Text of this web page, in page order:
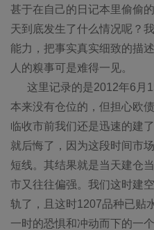
甚于在自己的日记本里偷偷
天到底发生了什么情况呢？
能力，把事实真实细致的描
人的糗事可是难得一见。
这里记录的是2012年6月
本来没有仓位的，但担心欧
临收市前我们还是迅速的建
就后悔了，因为这段时间市
短线。其结果就是当天建仓
市又往往偏强。我们这时建
轨了，且这时1207品种已贴
一时的恐惧和冲动而下的一